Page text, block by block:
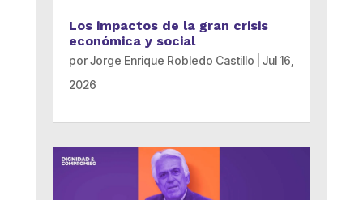
Los impactos de la gran crisis
económica y social
porJorge Enrique Robledo Castillo
Jul 16,
2026